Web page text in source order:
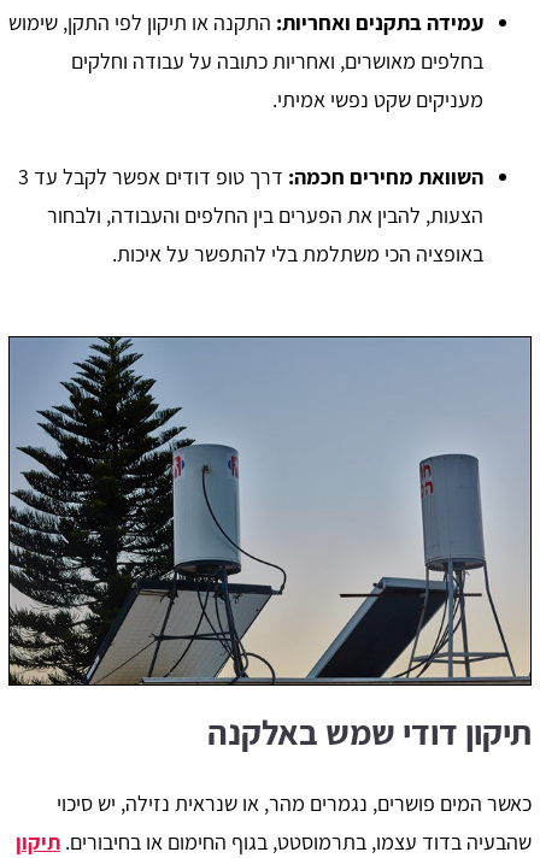
עמידה בתקנים ואחריות: התקנה או תיקון לפי התקן, שימוש
בחלפים מאושרים, ואחריות כתובה על עבודה וחלקים
מעניקים שקט נפשי אמיתי.
השוואת מחירים חכמה:
דרך טופ דודים אפשר לקבל עד 3
הצעות, להבין את הפערים בין החלפים והעבודה, ולבחור
באופציה הכי משתלמת בלי להתפשר על איכות.
תיקון דודי שמש באלקנה
כאשר המים פושרים, נגמרים מהר, או שנראית נזילה, יש סיכוי
שהבעיה בדוד עצמו, בתרמוסטט, בגוף החימום או בחיבורים. תיקון